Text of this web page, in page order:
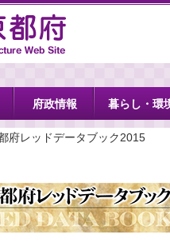
府政情報 暮らし・環
府レッドデータブック2015